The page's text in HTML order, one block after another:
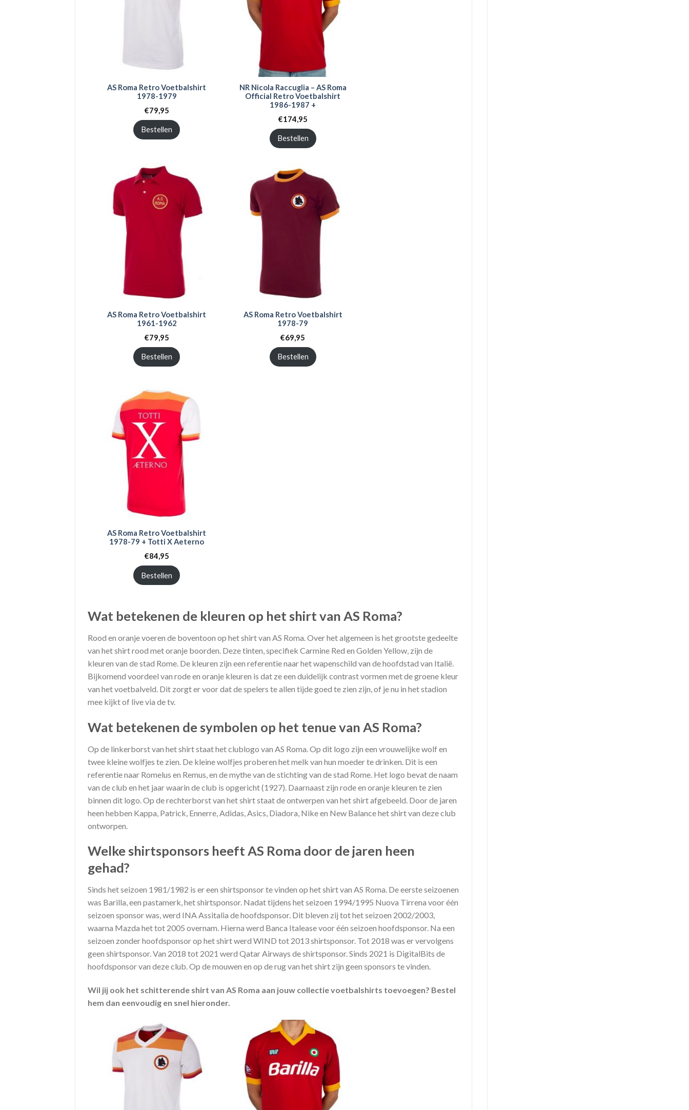
AS Roma Retro Voetbalshirt
1978-1979
€79,95
Bestellen
NR Nicola Raccuglia – AS Roma
Official Retro Voetbalshirt
1986-1987 +
€174,95
Bestellen
AS Roma Retro Voetbalshirt
1961-1962
€79,95
Bestellen
AS Roma Retro Voetbalshirt
1978-79
€69,95
Bestellen
AS Roma Retro Voetbalshirt
1978-79 + Totti X Aeterno
€84,95
Bestellen
Wat betekenen de kleuren op het shirt van AS Roma?
Rood en oranje voeren de boventoon op het shirt van AS Roma. Over het algemeen is het grootste gedeelte
van het shirt rood met oranje boorden. Deze tinten, specifiek Carmine Red en Golden Yellow, zijn de
kleuren van de stad Rome. De kleuren zijn een referentie naar het wapenschild van de hoofdstad van Italië.
Bijkomend voordeel van rode en oranje kleuren is dat ze een duidelijk contrast vormen met de groene kleur
van het voetbalveld. Dit zorgt er voor dat de spelers te allen tijde goed te zien zijn, of je nu in het stadion
mee kijkt of live via de tv.
Wat betekenen de symbolen op het tenue van AS Roma?
Op de linkerborst van het shirt staat het clublogo van AS Roma. Op dit logo zijn een vrouwelijke wolf en
twee kleine wolfjes te zien. De kleine wolfjes proberen het melk van hun moeder te drinken. Dit is een
referentie naar Romelus en Remus, en de mythe van de stichting van de stad Rome. Het logo bevat de naam
van de club en het jaar waarin de club is opgericht (1927). Daarnaast zijn rode en oranje kleuren te zien
binnen dit logo. Op de rechterborst van het shirt staat de ontwerpen van het shirt afgebeeld. Door de jaren
heen hebben Kappa, Patrick, Ennerre, Adidas, Asics, Diadora, Nike en New Balance het shirt van deze club
ontworpen.
Welke shirtsponsors heeft AS Roma door de jaren heen
gehad?
Sinds het seizoen 1981/1982 is er een shirtsponsor te vinden op het shirt van AS Roma. De eerste seizoenen
was Barilla, een pastamerk, het shirtsponsor. Nadat tijdens het seizoen 1994/1995 Nuova Tirrena voor één
seizoen sponsor was, werd INA Assitalia de hoofdsponsor. Dit bleven zij tot het seizoen 2002/2003,
waarna Mazda het tot 2005 overnam. Hierna werd Banca Italease voor één seizoen hoofdsponsor. Na een
seizoen zonder hoofdsponsor op het shirt werd WIND tot 2013 shirtsponsor. Tot 2018 was er vervolgens
geen shirtsponsor. Van 2018 tot 2021 werd Qatar Airways de shirtsponsor. Sinds 2021 is DigitalBits de
hoofdsponsor van deze club. Op de mouwen en op de rug van het shirt zijn geen sponsors te vinden.
Wil jij ook het schitterende shirt van AS Roma aan jouw collectie voetbalshirts toevoegen? Bestel
hem dan eenvoudig en snel hieronder.